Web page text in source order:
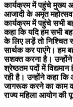
कार्यक्रम में पहुंचे मुख्य
आजादी के अमृत महोत्सव
कार्यक्रम में पहुंचे सभी
कहा कि यदि हम सभी
के लिए लड़ें तो निश्चित
सार्थक कर पाएंगे। हम
सशक्त करना है। उन्होंने
श्रेष्ठतम पदों में
रही है। उन्होंने कहा
जागरूक करने का काम
राज्य महिला आयोग की